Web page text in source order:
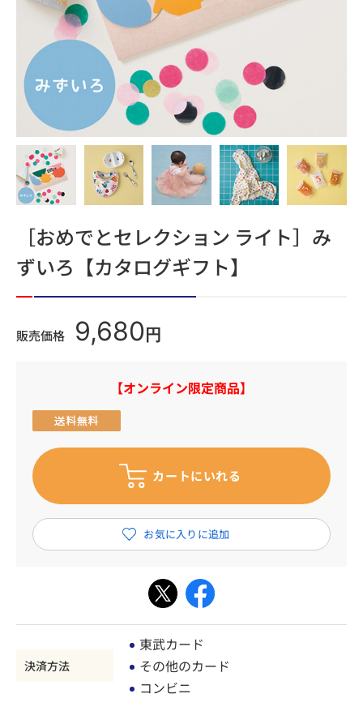
［おめでとセレクション ライト］み
ずいろ【カタログギフト】
販売価格 9,680 円
【オンライン限定商品】
決済方法
東武カード
その他のカード
コンビニ